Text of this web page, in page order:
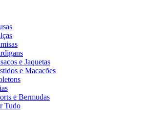
e Jaquetas
e Macacões
e Bermudas
Tudo